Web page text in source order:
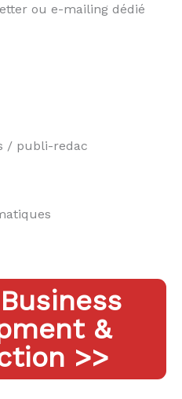
ou e-mailing dédié
/ publi-redac
&
>>